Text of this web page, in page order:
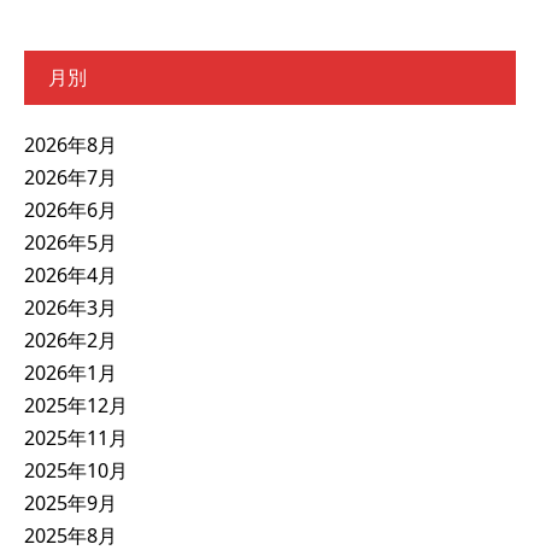
月別
2026年8月
2026年7月
2026年6月
2026年5月
2026年4月
2026年3月
2026年2月
2026年1月
2025年12月
2025年11月
2025年10月
2025年9月
2025年8月